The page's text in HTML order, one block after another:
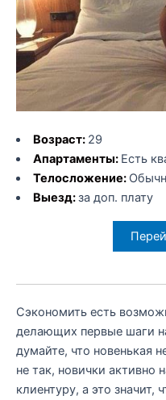
Возраст: 29
Апартаменты: Есть
Телосложение:
Выезд:за доп. плату
Сэкономить есть
делающих первые шаги
думайте, что новенькая
не так, новички активно
клиентуру, а это значит,